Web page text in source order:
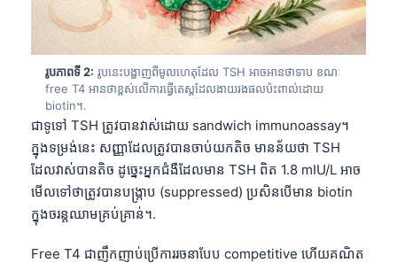
រូបភាពទី 2: រូបនេះបង្ហាញពីមូលហេតុដែល TSH អាចអានថាទាប ខណៈ
free T4 អានថាខ្ពស់លើការធ្វើតេស្តដែលងាយរងផលប៉ះពាល់ដោយ
biotin។.
ជាទូទៅ TSH ត្រូវបានវាស់ដោយ sandwich immunoassay។
ក្នុងទម្រង់នេះ សញ្ញាដែលត្រូវបានចាប់យកតិច មានន័យថា TSH
ដែលវាស់បានតិច ដូច្នេះអ្នកជំងឺដែលមាន TSH ពិត 1.8 mIU/L អាច
មើលទៅថាត្រូវបានបង្ក្រាប (suppressed) ប្រសិនបើមាន biotin
ក្នុងចរន្តឈាមគ្រប់គ្រាន់។.
Free T4 ជាញឹកញាប់ប្រើការរចនាបែប competitive ហើយគណិត